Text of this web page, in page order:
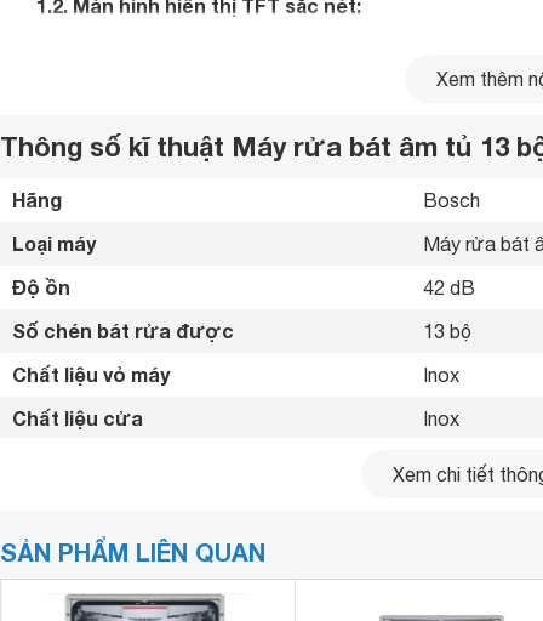
1.2. Màn hình hiển thị TFT sắc nét:
Máy rửa bátBosch SMI6ECS93E được trang bị hệ thống
ghim, giúp bạn dễ dàng sắp xếp bát đĩa, xoong nồi và các
Xem thêm
Thông số kĩ thuật Máy rửa bát âm tủ 13
Hãng Bosch
Loại máy Máy rửa bát
Độ ồn 42 dB
Số chén bát rửa được 13 bộ
Chất liệu vỏ máy Inox
Chất liệu cửa Inox
Cảm ứng
Tính năng an toàn
Hẹn giờ rửa
Xem chi tiết
SẢN PHẨM LIÊN QUAN